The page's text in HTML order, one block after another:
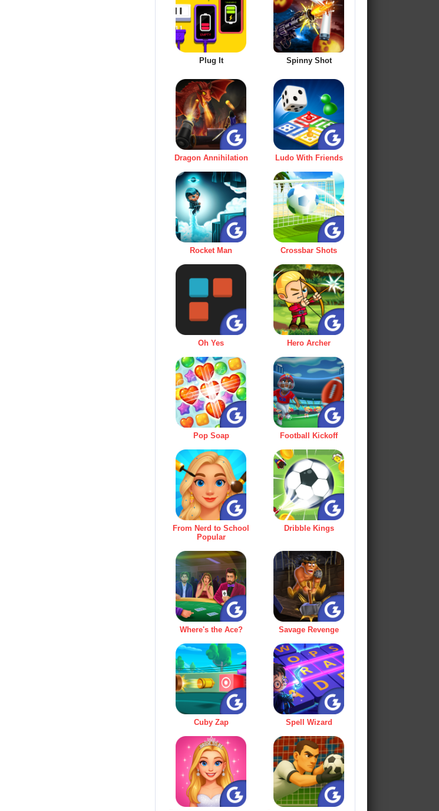
Plug It Spinny Shot
Dragon Annihilation Ludo With Friends
Rocket Man Crossbar Shots
Oh Yes Hero Archer
Pop Soap Football Kickoff
From Nerd to School
Popular
Dribble Kings
Where's the Ace? Savage Revenge
Cuby Zap Spell Wizard